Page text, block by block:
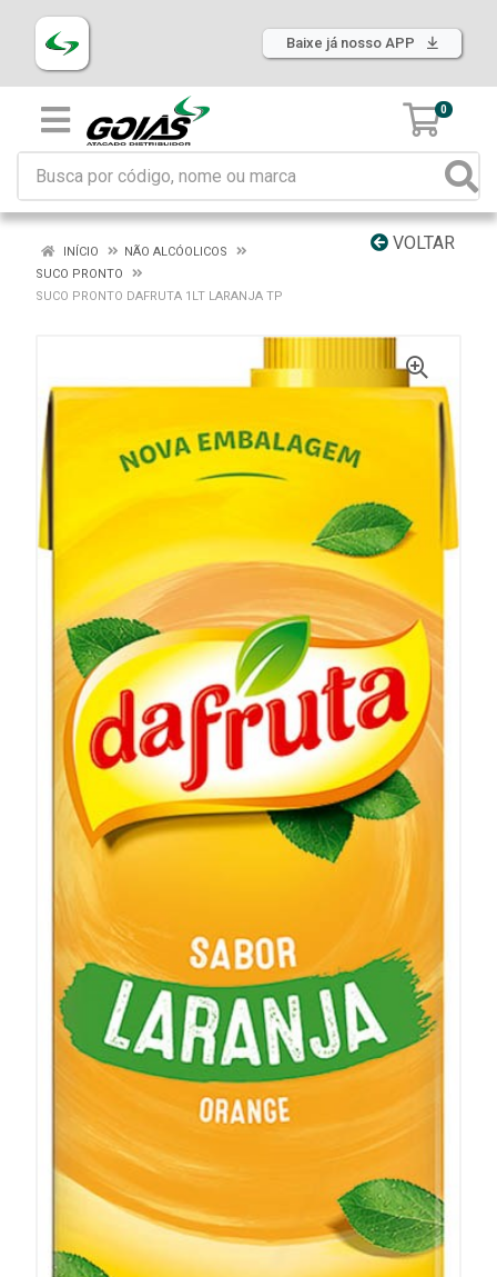
Baixe já nosso APP
0
VOLTAR
INÍCIO
NÃO ALCÓOLICOS
SUCO PRONTO
SUCO PRONTO DAFRUTA 1LT LARANJA TP